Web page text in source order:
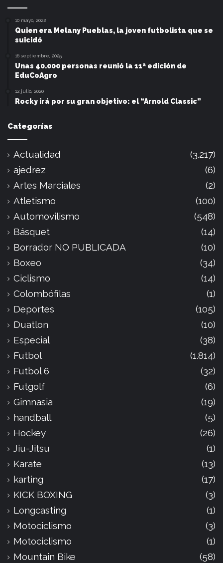
10 mayo, 2022
Quien era Melany Pueblas, la joven futbolista que se
suicidó
16 septiembre, 2025
Unas 40.000 personas reunió la 11ª edición de
EduCoAgro
12 julio, 2020
Rocky irá por su gran objetivo: el “Arnold Classic”
Categorías
Actualidad
(3.217)
ajedrez
(6)
Artes Marciales
(2)
Atletismo
(100)
Automovilismo
(548)
Básquet
(14)
Borrador NO PUBLICADA
(10)
Boxeo
(34)
Ciclismo
(14)
Colombófilas
(1)
Deportes
(105)
Duatlon
(10)
Especial
(38)
Futbol
(1.814)
Futbol 6
(32)
Futgolf
(6)
Gimnasia
(19)
handball
(5)
Hockey
(26)
Jiu-Jitsu
(1)
Karate
(13)
karting
(17)
KICK BOXING
(3)
Longcasting
(1)
Motociclismo
(3)
Motociclismo
(1)
Mountain Bike
(58)